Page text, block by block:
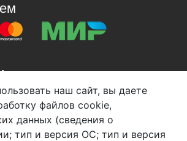
38-08
- оптовые продажи
наш сайт, вы даете
файлов cookie,
данных (сведения о
тип и версия ОС; тип и версия